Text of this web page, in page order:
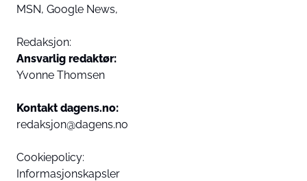
MSN, Google News,
Redaksjon:
Ansvarlig redaktør:
Yvonne Thomsen
Kontakt dagens.no:
redaksjon@dagens.no
Cookiepolicy:
Informasjonskapsler